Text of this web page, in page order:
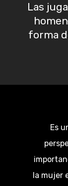
Las
forma
Es
la mujer